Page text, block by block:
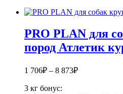
PRO PLAN для
пород Атлетик
1 706₽ – 8 873₽
3 кг бонус: